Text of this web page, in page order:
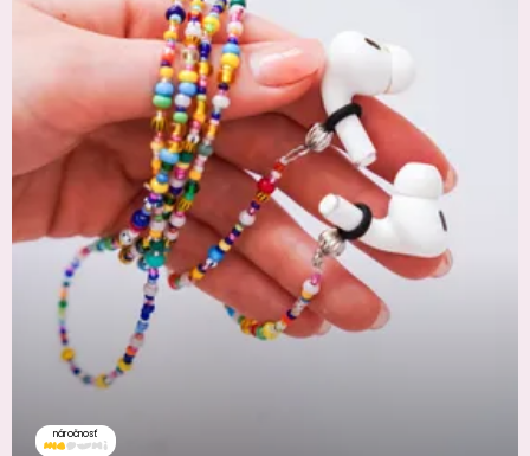
náročnosť